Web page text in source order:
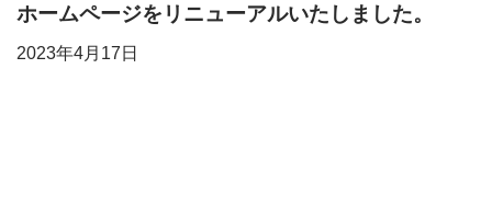
ホームページをリニューアルいたしました。
2023年4月17日